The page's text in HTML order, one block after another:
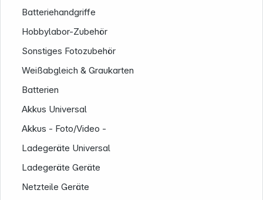
Batteriehandgriffe
Hobbylabor-Zubehör
Sonstiges Fotozubehör
Weißabgleich & Graukarten
Batterien
Akkus Universal
Akkus - Foto/Video -
Ladegeräte Universal
Ladegeräte Geräte
Netzteile Geräte